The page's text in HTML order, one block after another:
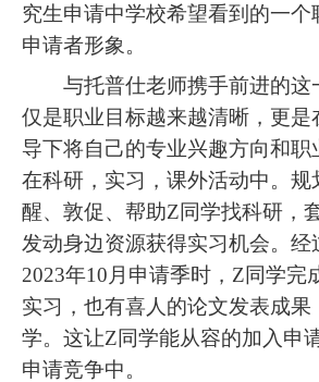
究生申请中学校希望看到的一个
申请者形象。
与托普仕老师携手前进的这
仅是职业目标越来越清晰，更是
导下将自己的专业兴趣方向和职
在科研，实习，课外活动中。规
醒、敦促、帮助Z同学找科研，
发动身边资源获得实习机会。经
2023年10月申请季时，Z同学完
实习，也有喜人的论文发表成果
学。这让Z同学能从容的加入申
申请竞争中。